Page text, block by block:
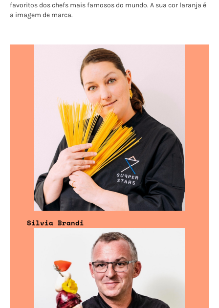
favoritos dos chefs mais famosos do mundo. A sua cor laranja é
a imagem de marca.
Silvia Brandi